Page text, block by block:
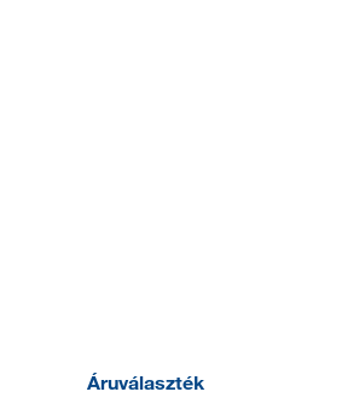
Áruválaszték